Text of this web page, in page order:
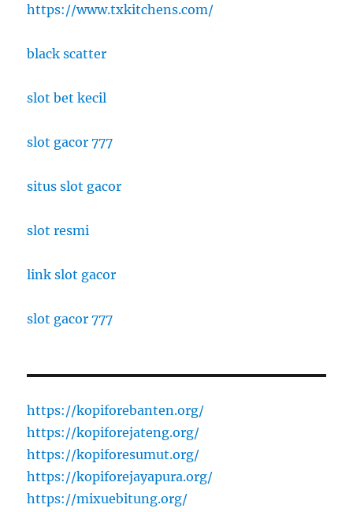
https://www.txkitchens.com/
black scatter
slot bet kecil
slot gacor 777
situs slot gacor
slot resmi
link slot gacor
slot gacor 777
https://kopiforebanten.org/
https://kopiforejateng.org/
https://kopiforesumut.org/
https://kopiforejayapura.org/
https://mixuebitung.org/